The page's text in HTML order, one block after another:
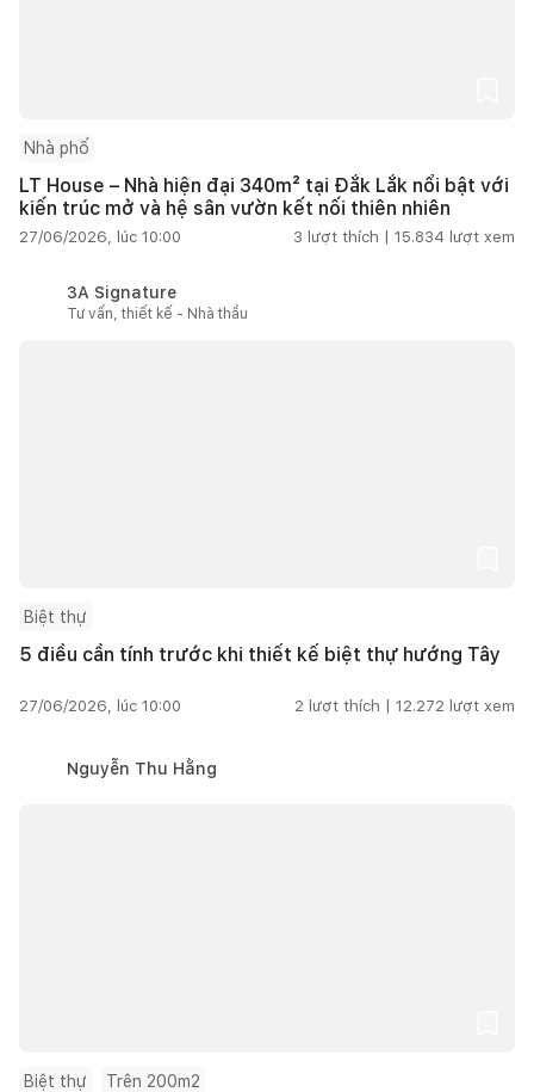
Nhà phố
LT House – Nhà hiện đại 340m² tại Đắk Lắk nổi bật với
kiến trúc mở và hệ sân vườn kết nối thiên nhiên
27/06/2026, lúc 10:00 3 lượt thích | 15.834 lượt xem
3A Signature
Tư vấn, thiết kế - Nhà thầu
Biệt thự
5 điều cần tính trước khi thiết kế biệt thự hướng Tây
27/06/2026, lúc 10:00 2 lượt thích | 12.272 lượt xem
Nguyễn Thu Hằng
Biệt thự Trên 200m2